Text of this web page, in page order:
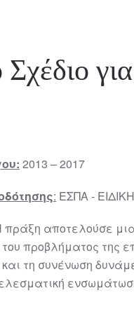
Σχέδιο
2013 – 2017
: ΕΣΠΑ -
πράξη αποτελούσε
προβλήματος της
τη συνένωση